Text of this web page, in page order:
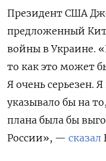
Президент США
предложенный
войны в Украине.
то как это может
Я очень серьезен. Я
указывало бы на
плана была бы
России», — сказал